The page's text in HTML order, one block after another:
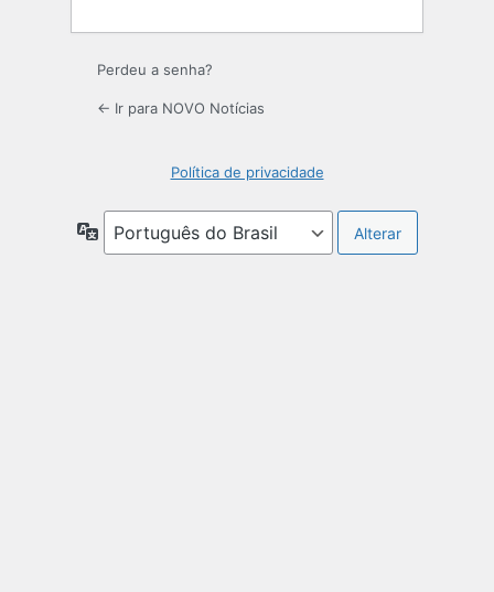
Perdeu a senha?
← Ir para NOVO Notícias
Política de privacidade
Idioma